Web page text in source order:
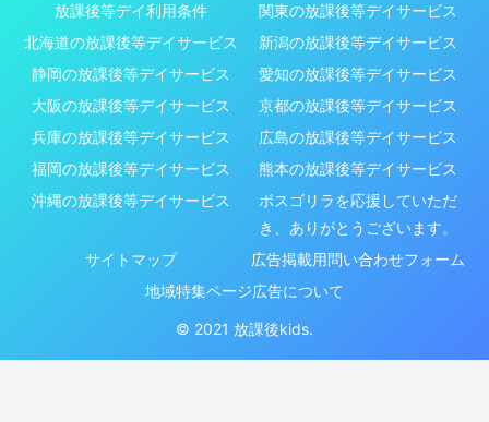
放課後等デイ利用条件
関東の放課後等デイサービス
北海道の放課後等デイサービス
新潟の放課後等デイサービス
静岡の放課後等デイサービス
愛知の放課後等デイサービス
大阪の放課後等デイサービス
京都の放課後等デイサービス
兵庫の放課後等デイサービス
広島の放課後等デイサービス
福岡の放課後等デイサービス
熊本の放課後等デイサービス
沖縄の放課後等デイサービス
ボスゴリラを応援していただ
き、ありがとうございます。
サイトマップ
広告掲載用問い合わせフォーム
地域特集ページ広告について
© 2021 放課後kids.